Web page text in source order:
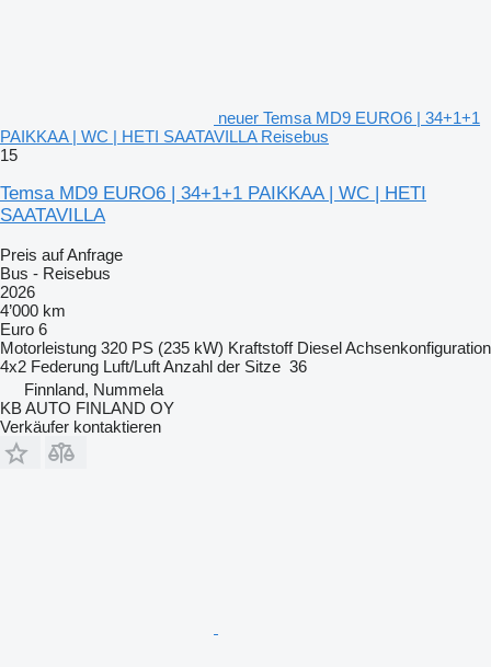
neuer Temsa MD9 EURO6 | 34+1+1
PAIKKAA | WC | HETI SAATAVILLA Reisebus
15
Temsa MD9 EURO6 | 34+1+1 PAIKKAA | WC | HETI
SAATAVILLA
Preis auf Anfrage
Bus - Reisebus
2026
4’000 km
Euro 6
Motorleistung 320 PS (235 kW) Kraftstoff DieselAchsenkonfiguration
4x2 Federung Luft/LuftAnzahl der Sitze 36
Finnland, Nummela
KB AUTO FINLAND OY
Verkäufer kontaktieren